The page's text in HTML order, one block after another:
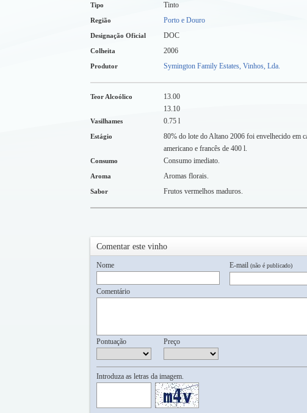
Tipo Tinto
Região Porto e Douro
Designação Oficial DOC
Colheita 2006
Produtor Symington Family Estates, Vinhos, Lda.
Teor Alcoólico
13.00
13.10
Vasilhames 0.75 l
Estágio
80% do lote do Altano 2006 foi envelhecido em
americano e francês de 400 l.
Consumo Consumo imediato.
Aroma Aromas florais.
Sabor Frutos vermelhos maduros.
Comentar este vinho
Nome E-mail (não é publicado)
Comentário
Pontuação Preço
Introduza as letras da imagem.